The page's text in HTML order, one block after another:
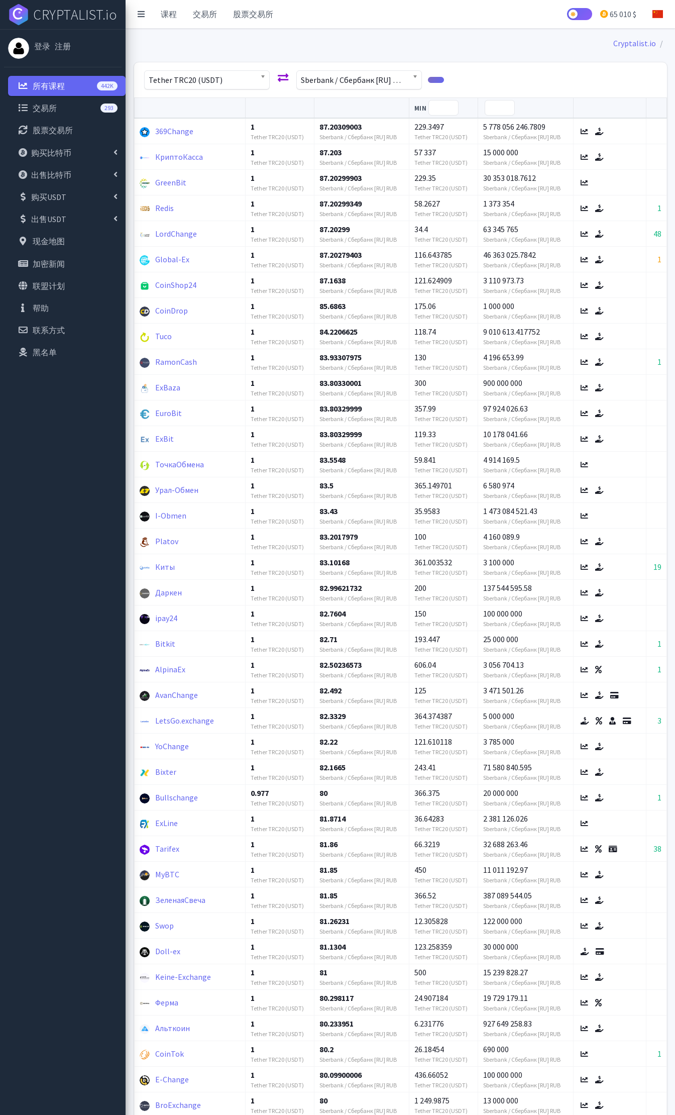
课程 交易所 股票交易所 65 010 $
CRYPTALIST.io
登录 注册
所有课程 442K
交易所 293
股票交易所
购买比特币
出售比特币
购买USDT
出售USDT
现金地图
加密新闻
联盟计划
帮助
联系方式
黑名单
Cryptalist.io
Tether TRC20 (USDT) Sberbank / Сбербанк [RU] RUB
MIN
369Change 1
Tether TRC20 (USDT)
87.20309003
Sberbank / Сбербанк [RU] RUB
229.3497
Tether TRC20 (USDT)
5 778 056 246.7809
Sberbank / Сбербанк [RU] RUB
КриптоКасса 1
Tether TRC20 (USDT)
87.203
Sberbank / Сбербанк [RU] RUB
57 337
Tether TRC20 (USDT)
15 000 000
Sberbank / Сбербанк [RU] RUB
GreenBit 1
Tether TRC20 (USDT)
87.20299903
Sberbank / Сбербанк [RU] RUB
229.35
Tether TRC20 (USDT)
30 353 018.7612
Sberbank / Сбербанк [RU] RUB
Redis 1
Tether TRC20 (USDT)
87.20299349
Sberbank / Сбербанк [RU] RUB
58.2627
Tether TRC20 (USDT)
1 373 354
Sberbank / Сбербанк [RU] RUB
1
LordChange 1
Tether TRC20 (USDT)
87.20299
Sberbank / Сбербанк [RU] RUB
34.4
Tether TRC20 (USDT)
63 345 765
Sberbank / Сбербанк [RU] RUB
48
Global-Ex 1
Tether TRC20 (USDT)
87.20279403
Sberbank / Сбербанк [RU] RUB
116.643785
Tether TRC20 (USDT)
46 363 025.7842
Sberbank / Сбербанк [RU] RUB
1
CoinShop24 1
Tether TRC20 (USDT)
87.1638
Sberbank / Сбербанк [RU] RUB
121.624909
Tether TRC20 (USDT)
3 110 973.73
Sberbank / Сбербанк [RU] RUB
CoinDrop 1
Tether TRC20 (USDT)
85.6863
Sberbank / Сбербанк [RU] RUB
175.06
Tether TRC20 (USDT)
1 000 000
Sberbank / Сбербанк [RU] RUB
Tuco 1
Tether TRC20 (USDT)
84.2206625
Sberbank / Сбербанк [RU] RUB
118.74
Tether TRC20 (USDT)
9 010 613.417752
Sberbank / Сбербанк [RU] RUB
RamonCash 1
Tether TRC20 (USDT)
83.93307975
Sberbank / Сбербанк [RU] RUB
130
Tether TRC20 (USDT)
4 196 653.99
Sberbank / Сбербанк [RU] RUB
1
ExBaza 1
Tether TRC20 (USDT)
83.80330001
Sberbank / Сбербанк [RU] RUB
300
Tether TRC20 (USDT)
900 000 000
Sberbank / Сбербанк [RU] RUB
EuroBit 1
Tether TRC20 (USDT)
83.80329999
Sberbank / Сбербанк [RU] RUB
357.99
Tether TRC20 (USDT)
97 924 026.63
Sberbank / Сбербанк [RU] RUB
ExBit 1
Tether TRC20 (USDT)
83.80329999
Sberbank / Сбербанк [RU] RUB
119.33
Tether TRC20 (USDT)
10 178 041.66
Sberbank / Сбербанк [RU] RUB
ТочкаОбмена 1
Tether TRC20 (USDT)
83.5548
Sberbank / Сбербанк [RU] RUB
59.841
Tether TRC20 (USDT)
4 914 169.5
Sberbank / Сбербанк [RU] RUB
Урал-Обмен 1
Tether TRC20 (USDT)
83.5
Sberbank / Сбербанк [RU] RUB
365.149701
Tether TRC20 (USDT)
6 580 974
Sberbank / Сбербанк [RU] RUB
I-Obmen 1
Tether TRC20 (USDT)
83.43
Sberbank / Сбербанк [RU] RUB
35.9583
Tether TRC20 (USDT)
1 473 084 521.43
Sberbank / Сбербанк [RU] RUB
Platov 1
Tether TRC20 (USDT)
83.2017979
Sberbank / Сбербанк [RU] RUB
100
Tether TRC20 (USDT)
4 160 089.9
Sberbank / Сбербанк [RU] RUB
Киты 1
Tether TRC20 (USDT)
83.10168
Sberbank / Сбербанк [RU] RUB
361.003532
Tether TRC20 (USDT)
3 100 000
Sberbank / Сбербанк [RU] RUB
19
Даркен 1
Tether TRC20 (USDT)
82.99621732
Sberbank / Сбербанк [RU] RUB
200
Tether TRC20 (USDT)
137 544 595.58
Sberbank / Сбербанк [RU] RUB
ipay24 1
Tether TRC20 (USDT)
82.7604
Sberbank / Сбербанк [RU] RUB
150
Tether TRC20 (USDT)
100 000 000
Sberbank / Сбербанк [RU] RUB
Bitkit 1
Tether TRC20 (USDT)
82.71
Sberbank / Сбербанк [RU] RUB
193.447
Tether TRC20 (USDT)
25 000 000
Sberbank / Сбербанк [RU] RUB
1
AlpinaEx 1
Tether TRC20 (USDT)
82.50236573
Sberbank / Сбербанк [RU] RUB
606.04
Tether TRC20 (USDT)
3 056 704.13
Sberbank / Сбербанк [RU] RUB
1
AvanChange 1
Tether TRC20 (USDT)
82.492
Sberbank / Сбербанк [RU] RUB
125
Tether TRC20 (USDT)
3 471 501.26
Sberbank / Сбербанк [RU] RUB
LetsGo.exchange 1
Tether TRC20 (USDT)
82.3329
Sberbank / Сбербанк [RU] RUB
364.374387
Tether TRC20 (USDT)
5 000 000
Sberbank / Сбербанк [RU] RUB
3
YoChange 1
Tether TRC20 (USDT)
82.22
Sberbank / Сбербанк [RU] RUB
121.610118
Tether TRC20 (USDT)
3 785 000
Sberbank / Сбербанк [RU] RUB
Bixter 1
Tether TRC20 (USDT)
82.1665
Sberbank / Сбербанк [RU] RUB
243.41
Tether TRC20 (USDT)
71 580 840.595
Sberbank / Сбербанк [RU] RUB
Bullschange 0.977
Tether TRC20 (USDT)
80
Sberbank / Сбербанк [RU] RUB
366.375
Tether TRC20 (USDT)
20 000 000
Sberbank / Сбербанк [RU] RUB
1
ExLine 1
Tether TRC20 (USDT)
81.8714
Sberbank / Сбербанк [RU] RUB
36.64283
Tether TRC20 (USDT)
2 381 126.026
Sberbank / Сбербанк [RU] RUB
Tarifex 1
Tether TRC20 (USDT)
81.86
Sberbank / Сбербанк [RU] RUB
66.3219
Tether TRC20 (USDT)
32 688 263.46
Sberbank / Сбербанк [RU] RUB
38
MyBTC 1
Tether TRC20 (USDT)
81.85
Sberbank / Сбербанк [RU] RUB
450
Tether TRC20 (USDT)
11 011 192.97
Sberbank / Сбербанк [RU] RUB
ЗеленаяСвеча 1
Tether TRC20 (USDT)
81.85
Sberbank / Сбербанк [RU] RUB
366.52
Tether TRC20 (USDT)
387 089 544.05
Sberbank / Сбербанк [RU] RUB
Swop 1
Tether TRC20 (USDT)
81.26231
Sberbank / Сбербанк [RU] RUB
12.305828
Tether TRC20 (USDT)
122 000 000
Sberbank / Сбербанк [RU] RUB
Doll-ex 1
Tether TRC20 (USDT)
81.1304
Sberbank / Сбербанк [RU] RUB
123.258359
Tether TRC20 (USDT)
30 000 000
Sberbank / Сбербанк [RU] RUB
Keine-Exchange 1
Tether TRC20 (USDT)
81
Sberbank / Сбербанк [RU] RUB
500
Tether TRC20 (USDT)
15 239 828.27
Sberbank / Сбербанк [RU] RUB
Ферма 1
Tether TRC20 (USDT)
80.298117
Sberbank / Сбербанк [RU] RUB
24.907184
Tether TRC20 (USDT)
19 729 179.11
Sberbank / Сбербанк [RU] RUB
Альткоин 1
Tether TRC20 (USDT)
80.233951
Sberbank / Сбербанк [RU] RUB
6.231776
Tether TRC20 (USDT)
927 649 258.83
Sberbank / Сбербанк [RU] RUB
CoinTok 1
Tether TRC20 (USDT)
80.2
Sberbank / Сбербанк [RU] RUB
26.18454
Tether TRC20 (USDT)
690 000
Sberbank / Сбербанк [RU] RUB
1
E-Change 1
Tether TRC20 (USDT)
80.09900006
Sberbank / Сбербанк [RU] RUB
436.66052
Tether TRC20 (USDT)
100 000 000
Sberbank / Сбербанк [RU] RUB
BroExchange 1
Tether TRC20 (USDT)
80
Sberbank / Сбербанк [RU] RUB
1 249.9875
Tether TRC20 (USDT)
13 000 000
Sberbank / Сбербанк [RU] RUB